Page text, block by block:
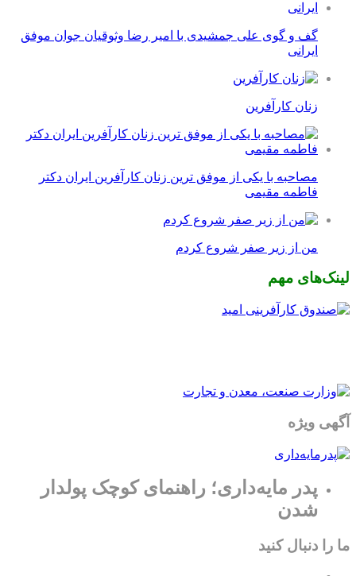
گف و گوی علی جمشیدی با امیر رضا وثوقیان جوان موفق
ایرانی
زنان کارآفرین
مصاحبه با یکی از موفق ترین زنان کارآفرین ایران دکتر
فاطمه مقیمی
من از زیر صفر شروع کردم
لینک‌های مهم
آگهی ویژه
پدر مایه‌داری؛ راهنمای کوچک پولدار
شدن
ما را دنبال کنید